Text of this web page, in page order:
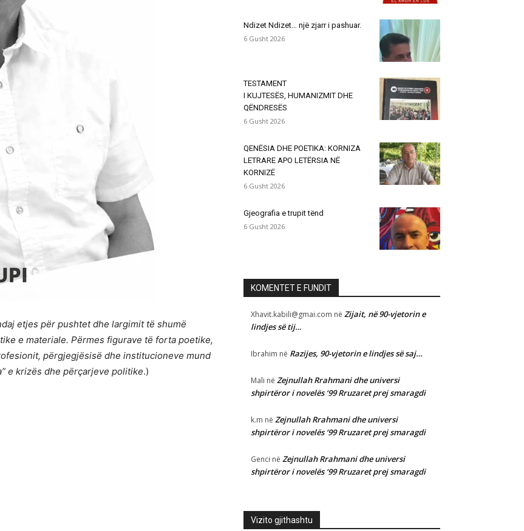
etjes për pushtet dhe largimit të shumë
e materiale. Përmes figurave të forta poetike,
përgjegjësisë dhe institucioneve mund
e krizës dhe përçarjeve politike.)
Ndizet Ndizet… një zjarr i pashuar.
6 Gusht 2026
TESTAMENT
I KUJTESËS, HUMANIZMIT DHE
QËNDRESËS
6 Gusht 2026
QENËSIA DHE POETIKA: KORNIZA
LETRARE APO LETËRSIA NË
KORNIZË
6 Gusht 2026
Gjeografia e trupit tënd
6 Gusht 2026
KOMENTET E FUNDIT
Xhavit.kabili@gmai.com në Zijait, në 90-vjetorin e
lindjes së tij…
Ibrahim në Razijes, 90-vjetorin e lindjes së saj…
Mali në Zejnullah Rrahmani dhe universi
shpirtëror i novelës ‘99 Rruzaret prej smaragdi
k.m në Zejnullah Rrahmani dhe universi
shpirtëror i novelës ‘99 Rruzaret prej smaragdi
Genci në Zejnullah Rrahmani dhe universi
shpirtëror i novelës ‘99 Rruzaret prej smaragdi
Vizito gjithashtu